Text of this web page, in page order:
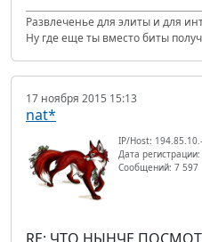
Развлеченье для элиты и для
Ну где еще ты вместо биты
17 ноября 2015 15:13
nat*
IP/Host:
Дата
Сообщений: 7 597